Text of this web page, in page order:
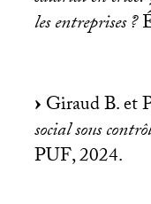
les entreprises?
Giraud B. et
social sous
PUF, 2024.